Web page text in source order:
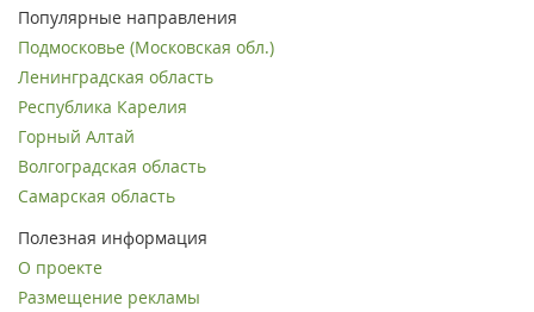
Популярные направления
Подмосковье (Московская обл.)
Ленинградская область
Республика Карелия
Горный Алтай
Волгоградская область
Самарская область
Полезная информация
О проекте
Размещение рекламы